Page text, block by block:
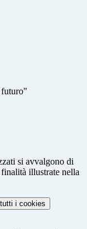
futuro"
si avvalgono di
illustrate nella
i cookies